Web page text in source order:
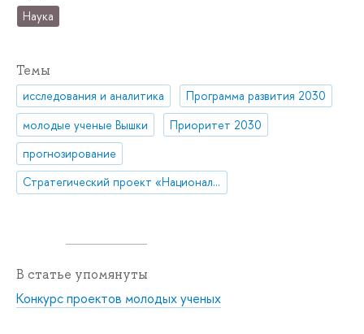
Наука
Темы
исследования и аналитика
Программа развития 2030
молодые ученые Вышки
Приоритет 2030
прогнозирование
Стратегический проект «Национальный центр научно-технологического и социально-экономического прогнозирования»
В статье упомянуты
Конкурс проектов молодых ученых